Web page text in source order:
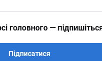
головного —
Підписатися